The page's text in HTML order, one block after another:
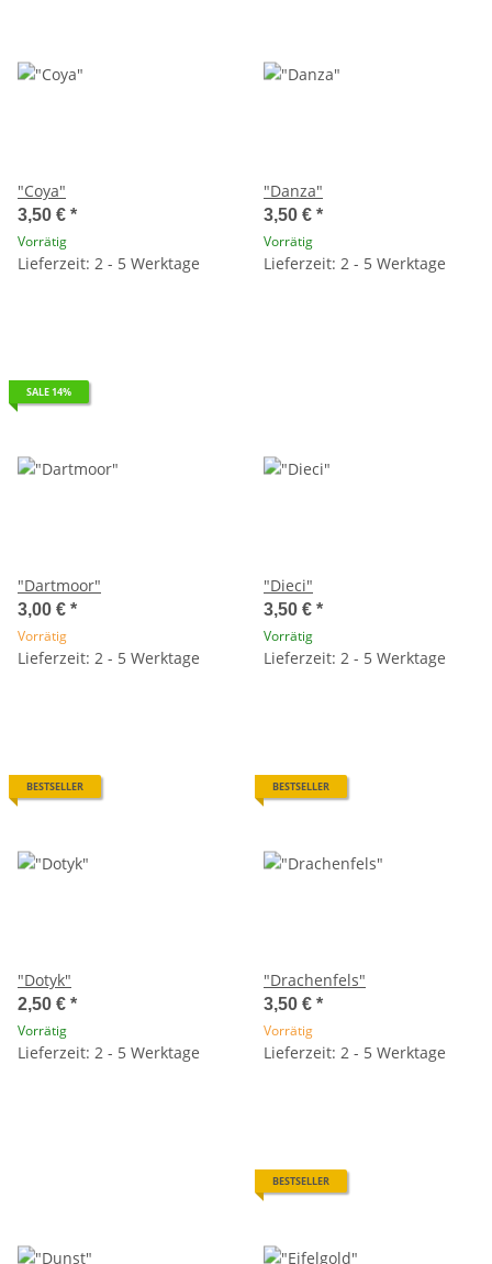
"Coya"
3,50 € *
Vorrätig
Lieferzeit: 2 - 5 Werktage
"Danza"
3,50 € *
Vorrätig
Lieferzeit: 2 - 5 Werktage
SALE 14%
"Dartmoor"
3,00 € *
Vorrätig
Lieferzeit: 2 - 5 Werktage
"Dieci"
3,50 € *
Vorrätig
Lieferzeit: 2 - 5 Werktage
BESTSELLER
"Dotyk"
2,50 € *
Vorrätig
Lieferzeit: 2 - 5 Werktage
BESTSELLER
"Drachenfels"
3,50 € *
Vorrätig
Lieferzeit: 2 - 5 Werktage
BESTSELLER